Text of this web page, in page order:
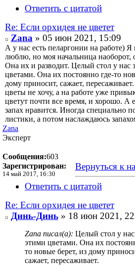
Ответить с цитатой
Re: Если орхидея не цветет
Zana » 05 июн 2021, 15:09
А у нас есть пеларгонии на работе) Я
люблю, но моя начальница наоборот,
Она их и разводит. Целый стол у нас
цветами. Она их постоянно где-то
дому приносит, сажает,
цветы не хочу, а на работе уже
цветут почти все время, и хорошо. А
запах нравится. Иногда специально
листики, а потом наслаждаюсь
Zana
Эксперт
Сообщения:603
Зарегистрирован:
14 май 2017, 16:30
Вернуться к
Ответить с цитатой
Re: Если орхидея не цветет
Динь-Динь» 18 июн 2021,
Zana писал(а): Целый стол у нас
этими цветами. Она их
то новые берет, из дому
сажает, пересаживает.